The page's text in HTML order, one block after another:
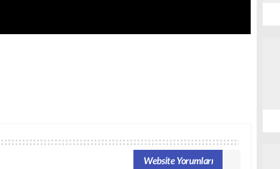
Website Yorumları